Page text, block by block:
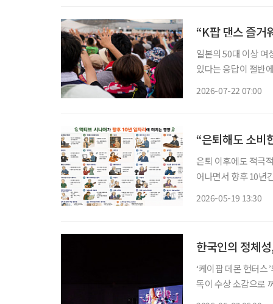
“K팝 댄스 즐거
일본의 50대 이상 여
있다는 응답이 절반
2026-07-22 07:00
“은퇴해도 소비
은퇴 이후에도 적극
어나면서 향후 10년
2026-05-19 13:30
한국인의 정체
‘케이팝 데몬 헌터스
독이 수상 소감으로